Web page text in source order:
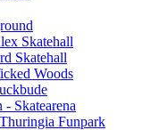
Skatehall
Skatehall
Woods
- Skatearena
Funpark